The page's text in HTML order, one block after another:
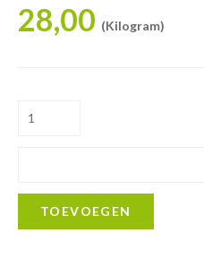
28,00 (Kilogram)
TOEVOEGEN